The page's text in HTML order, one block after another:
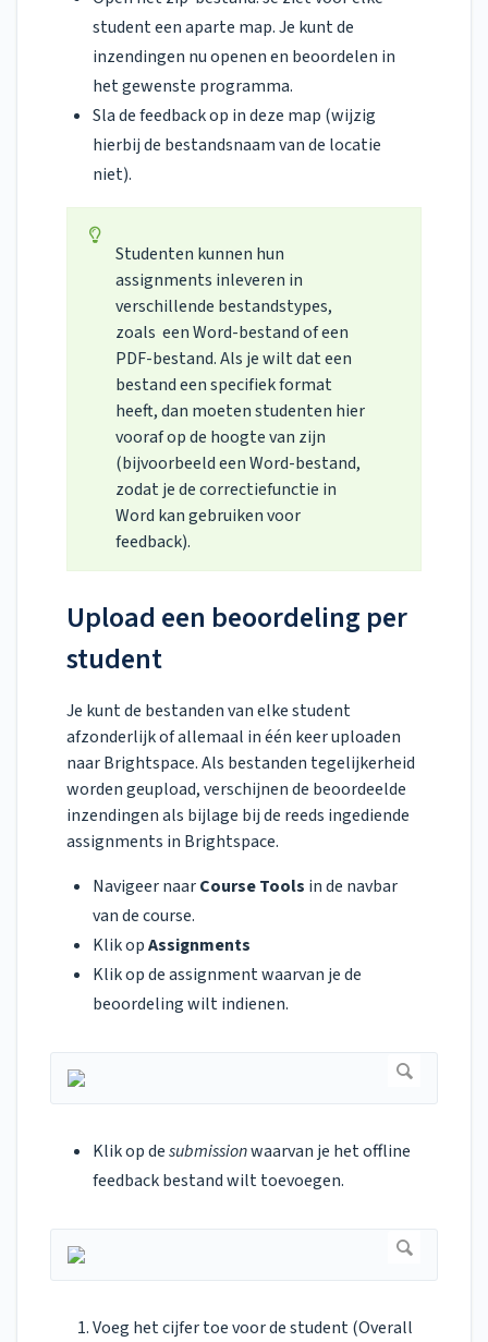
student een aparte map. Je kunt de
inzendingen nu openen en beoordelen in
het gewenste programma.
Sla de feedback op in deze map (wijzig
hierbij de bestandsnaam van de locatie
niet).
Studenten kunnen hun
assignments inleveren in
verschillende bestandstypes,
zoals een Word-bestand of een
PDF-bestand. Als je wilt dat een
bestand een specifiek format
heeft, dan moeten studenten hier
vooraf op de hoogte van zijn
(bijvoorbeeld een Word-bestand,
zodat je de correctiefunctie in
Word kan gebruiken voor
feedback).
Upload een beoordeling per
student
Je kunt de bestanden van elke student
afzonderlijk of allemaal in één keer uploaden
naar Brightspace. Als bestanden tegelijkerheid
worden geupload, verschijnen de beoordeelde
inzendingen als bijlage bij de reeds ingediende
assignments in Brightspace.
Navigeer naarCourse Tools in de navbar
van de course.
Klik opAssignments
Klik op de assignment waarvan je de
beoordeling wilt indienen.
Klik op desubmissionwaarvan je het offline
feedback bestand wilt toevoegen.
Voeg het cijfer toe voor de student (Overall